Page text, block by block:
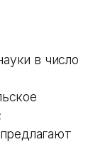
в число